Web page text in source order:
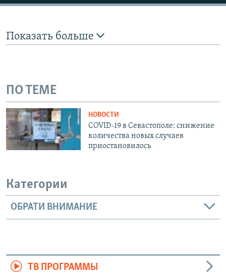
Показать больше
ПО ТЕМЕ
НОВОСТИ
COVID-19 в Севастополе: снижение
количества новых случаев
приостановилось
Категории
ОБРАТИ ВНИМАНИЕ
ТВ ПРОГРАММЫ